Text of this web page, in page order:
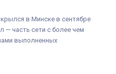
в Минске в сентябре
— часть сети с более чем
выполненных